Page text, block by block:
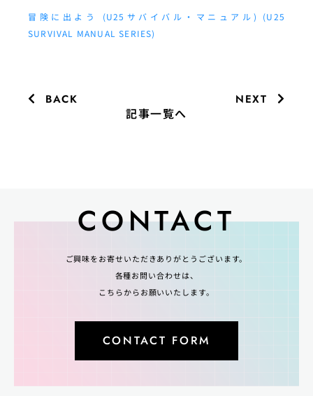
冒険に出よう (U25サバイバル・マニュアル) (U25
SURVIVAL MANUAL SERIES)
BACK NEXT
記事一覧へ
CONTACT
ご興味をお寄せいただきありがとうございます。
各種お問い合わせは、
こちらからお願いいたします。
CONTACT FORM